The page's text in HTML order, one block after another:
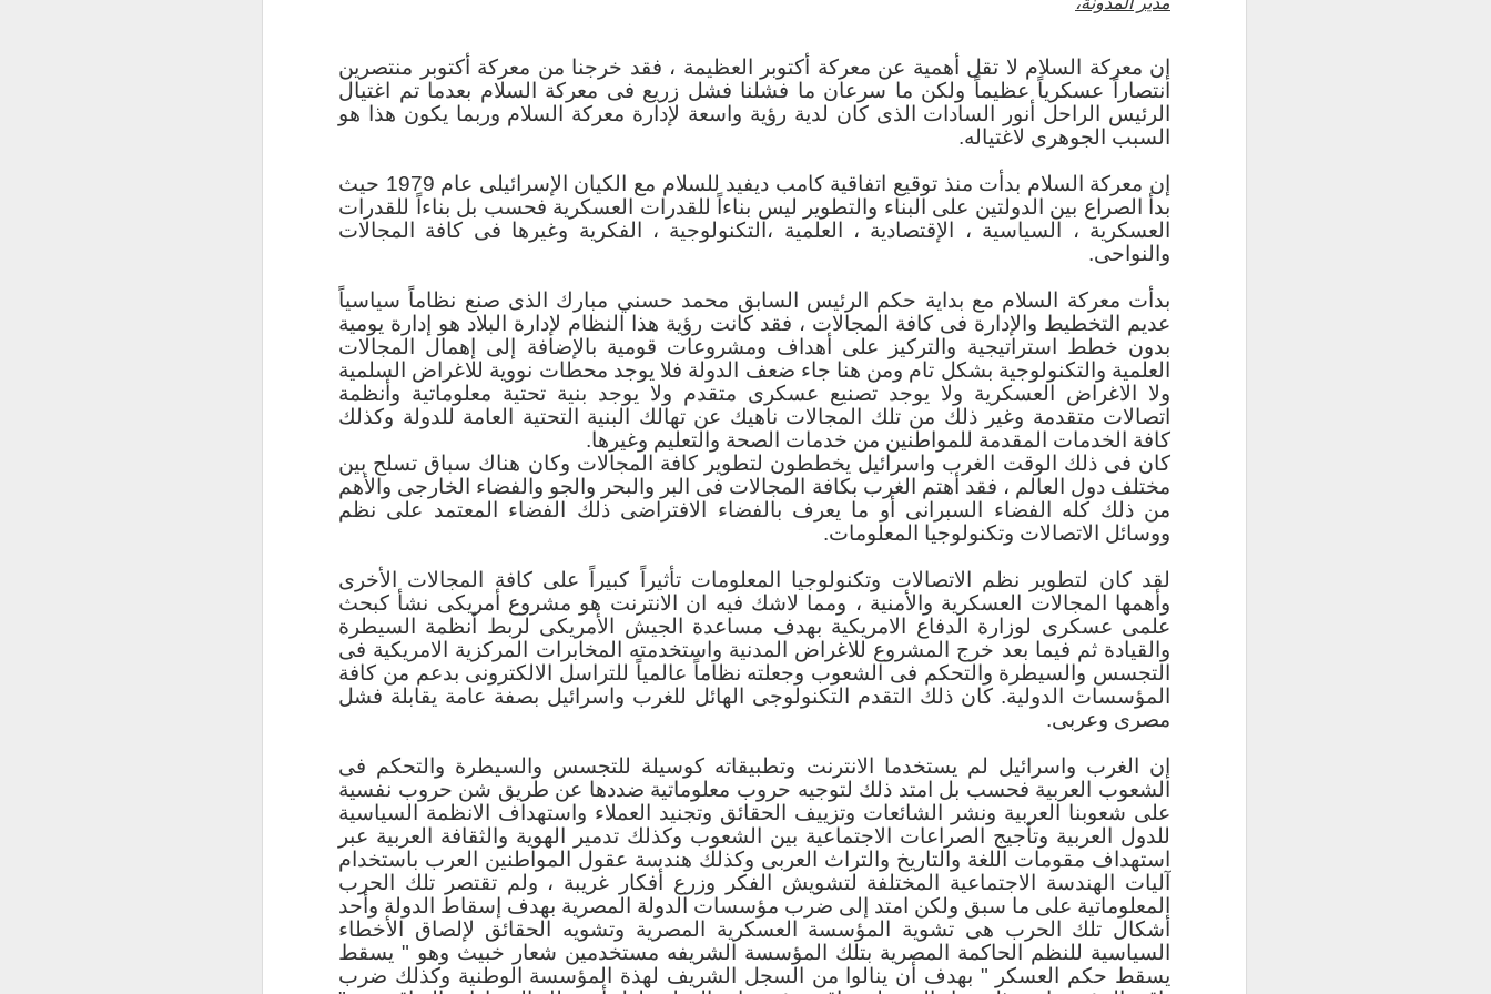
إن معركة السلام لا تقل أهمية عن معركة أكتوبر العظيمة ، فقد خرجنا من معركة أكتوبر منتصرين
انتصاراً عسكرياً عظيماً ولكن ما سرعان ما فشلنا فشل زريع فى معركة السلام بعدما تم اغتيال
الرئيس الراحل أنور السادات الذى كان لدية رؤية واسعة لإدارة معركة السلام وربما يكون هذا هو
السبب الجوهرى لاغتياله.
إن معركة السلام بدأت منذ توقيع اتفاقية كامب ديفيد للسلام مع الكيان الإسرائيلى عام 1979 حيث
بدأ الصراع بين الدولتين على البناء والتطوير ليس بناءاً للقدرات العسكرية فحسب بل بناءاً للقدرات
العسكرية ، السياسية ، الإقتصادية ، العلمية ،التكنولوجية ، الفكرية وغيرها فى كافة المجالات
والنواحى.
بدأت معركة السلام مع بداية حكم الرئيس السابق محمد حسني مبارك الذى صنع نظاماً سياسياً
عديم التخطيط والإدارة فى كافة المجالات ، فقد كانت رؤية هذا النظام لإدارة البلاد هو إدارة يومية
بدون خطط استراتيجية والتركيز على أهداف ومشروعات قومية بالإضافة إلى إهمال المجالات
العلمية والتكنولوجية بشكل تام ومن هنا جاء ضعف الدولة فلا يوجد محطات نووية للاغراض السلمية
ولا الاغراض العسكرية ولا يوجد تصنيع عسكرى متقدم ولا يوجد بنية تحتية معلوماتية وأنظمة
اتصالات متقدمة وغير ذلك من تلك المجالات ناهيك عن تهالك البنية التحتية العامة للدولة وكذلك
كافة الخدمات المقدمة للمواطنين من خدمات الصحة والتعليم وغيرها.
كان فى ذلك الوقت الغرب واسرائيل يخططون لتطوير كافة المجالات وكان هناك سباق تسلح بين
مختلف دول العالم ، فقد أهتم الغرب بكافة المجالات فى البر والبحر والجو والفضاء الخارجى والأهم
من ذلك كله الفضاء السبرانى أو ما يعرف بالفضاء الافتراضى ذلك الفضاء المعتمد على نظم
ووسائل الاتصالات وتكنولوجيا المعلومات.
لقد كان لتطوير نظم الاتصالات وتكنولوجيا المعلومات تأثيراً كبيراً على كافة المجالات الأخرى
وأهمها المجالات العسكرية والأمنية ، ومما لاشك فيه ان الانترنت هو مشروع أمريكى نشأ كبحث
علمى عسكرى لوزارة الدفاع الامريكية بهدف مساعدة الجيش الأمريكى لربط أنظمة السيطرة
والقيادة ثم فيما بعد خرج المشروع للاغراض المدنية واستخدمته المخابرات المركزية الامريكية فى
التجسس والسيطرة والتحكم فى الشعوب وجعلته نظاماً عالمياً للتراسل الالكترونى بدعم من كافة
المؤسسات الدولية. كان ذلك التقدم التكنولوجى الهائل للغرب واسرائيل بصفة عامة يقابلة فشل
مصرى وعربى.
إن الغرب واسرائيل لم يستخدما الانترنت وتطبيقاته كوسيلة للتجسس والسيطرة والتحكم فى
الشعوب العربية فحسب بل امتد ذلك لتوجيه حروب معلوماتية ضددها عن طريق شن حروب نفسية
على شعوبنا العربية ونشر الشائعات وتزييف الحقائق وتجنيد العملاء واستهداف الانظمة السياسية
للدول العربية وتأجيج الصراعات الاجتماعية بين الشعوب وكذلك تدمير الهوية والثقافة العربية عبر
استهداف مقومات اللغة والتاريخ والتراث العربى وكذلك هندسة عقول المواطنين العرب باستخدام
آليات الهندسة الاجتماعية المختلفة لتشويش الفكر وزرع أفكار غريبة ، ولم تقتصر تلك الحرب
المعلوماتية على ما سبق ولكن امتد إلى ضرب مؤسسات الدولة المصرية بهدف إسقاط الدولة وأحد
أشكال تلك الحرب هى تشوية المؤسسة العسكرية المصرية وتشويه الحقائق لإلصاق الأخطاء
السياسية للنظم الحاكمة المصرية بتلك المؤسسة الشريفه مستخدمين شعار خبيث وهو " يسقط
يسقط حكم العسكر " بهدف أن ينالوا من السجل الشريف لهذة المؤسسة الوطنية وكذلك ضرب
- كلية الذكاء الاصطناعي مثل جامعة كفر الشيخ وجاري إنشاء كلية الذكاء الاصطناعي
- كلية الحاسبات وعلوم البيانات مثل جامعة الإسكندرية.
- كلية علوم الحاسب وتكنولوجيا المعلومات مثل جامعة 6 أكتوبر.
- كلية علوم الحاسب مثل جامعة النهضة.
- كلية تكنولوجيا المعلومات مثل جامعة مصر الدولية للعلوم والتكنولوجيا.
وبرغم اختلاف مسميات الكلية الا أن كل هذه الكليات هي كليات لها نفس الدرجة العلمية
والتخصص الأكاديمي والمخرجات الأكاديمية والمهنية وتتبع قطاع علوم الحاسب
والمعلوماتية بالمجلس الأعلى للجامعات ومعتمده منه ولها نفس المعادلة والدرجة العلمية
والأكاديمية.
مع توضيح أن كلية الذكاء الاصطناعي وكلية الحاسبات وعلوم البيانات هي إحدى الكليات
التخصصية لكلية الحاسبات والمعلومات مثل كلية الهندسة التي لها كليات تخصصية مثل
التخطيط العمراني وهندسة البترول والتعدين والهندسة الإلكترونية بمنوف.
ننتقل الآن إلىالمتغيراتالتي سنستعرضها في هذا المقال حيث أن بعض هذه المتغيرات
محلي والآخر عالمي، وهي ما يلي:
المتغير الأول: الانتشار الأفقي الكمي
بحلول العام الدراسي 2019/2020 أصبحت كلية الحاسبات والمعلومات هي واحدة من
أضخم الكليات انتشاراً في مصر، حيث بدأت الدراسة في واحد وعشرين كلية حاسبات
ومعلومات حكومية بجامعات القاهرة، عين شمس، حلوان، الإسكندرية، المنوفية، طنطا،
بنها، كفر الشيخ، الزقازيق، المنصورة، دمنهور، دمياط، السويس، قناة السويس، الفيوم،
بني سويف، المنيا، سوهاج، قنا، وأسيوط.
وفي العام الدراسي القادم 2020/2021 سيدخل الخدمة عدد ثلاث كليات حاسبات جديدة
الجامعات الحكومية أصبح بها كلية للحاسبات والمعلومات.
وهذا بخلاف انتشار كليات الحاسبات والمعلومات بالجامعات الأجنبية والخاصة مثل الجامعة
الأمريكية بالقاهرة، الجامعة البريطانية في مصر، جامعة 6 أكتوبر، الأكاديمية العربية للعلوم
والتكنولوجيا والنقل البحري، جامعة مصر للعلوم والتكنولوجيا، جامعة النهضة ... الخ.
وهذا الانتشار الكمي له تأثير كبير على توافر المتخصصين كماً وكيفاً في مختلف محافظات
الجمهورية للقطاع الحكومي والقطاع الخاص، كما يوفر المتخصصين المحترفين للسوق
المحلي والإقليمي والعالمي؛ ويعزز من البحث العلمي في مجال علوم وهندسة الحاسبات
والمعلوماتية لصالح مصر والعالم.